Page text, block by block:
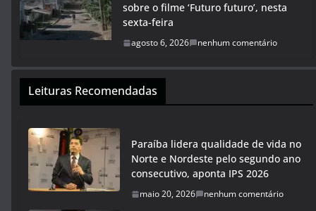
sobre o filme ‘Futuro futuro’, nesta
sexta-feira
agosto 6, 2026 nenhum comentário
Leituras Recomendadas
Paraíba lidera qualidade de vida no
Norte e Nordeste pelo segundo ano
consecutivo, aponta IPS 2026
maio 20, 2026 nenhum comentário